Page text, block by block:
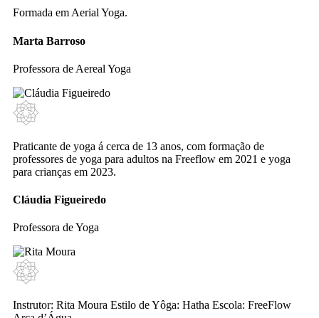
Formada em Aerial Yoga.
Marta Barroso
Professora de Aereal Yoga
Praticante de yoga á cerca de 13 anos, com formação de
professores de yoga para adultos na Freeflow em 2021 e yoga
para crianças em 2023.
Cláudia Figueiredo
Professora de Yoga
Instrutor: Rita Moura Estilo de Yôga: Hatha Escola: FreeFlow